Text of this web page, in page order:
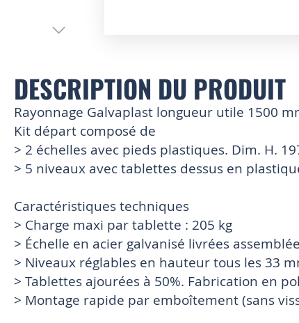
beginning
of
the
images
gallery
DESCRIPTION DU PRODUIT
Rayonnage Galvaplast longueur utile 1500
Kit départ composé de
> 2 échelles avec pieds plastiques. Dim. H.
> 5 niveaux avec tablettes dessus en
Caractéristiques techniques
> Charge maxi par tablette : 205 kg
> Échelle en acier galvanisé livrées
> Niveaux réglables en hauteur tous les 33
> Tablettes ajourées à 50%. Fabrication en
> Montage rapide par emboîtement (sans